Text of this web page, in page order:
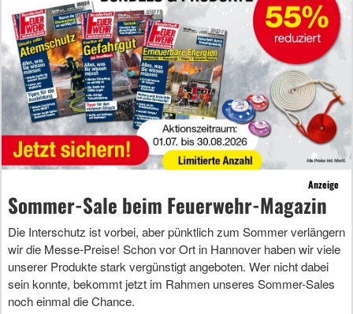
Anzeige
Sommer-Sale beim Feuerwehr-Magazin
Die Interschutz ist vorbei, aber pünktlich zum Sommer verlängern
wir die Messe-Preise! Schon vor Ort in Hannover haben wir viele
unserer Produkte stark vergünstigt angeboten. Wer nicht dabei
sein konnte, bekommt jetzt im Rahmen unseres Sommer-Sales
noch einmal die Chance.